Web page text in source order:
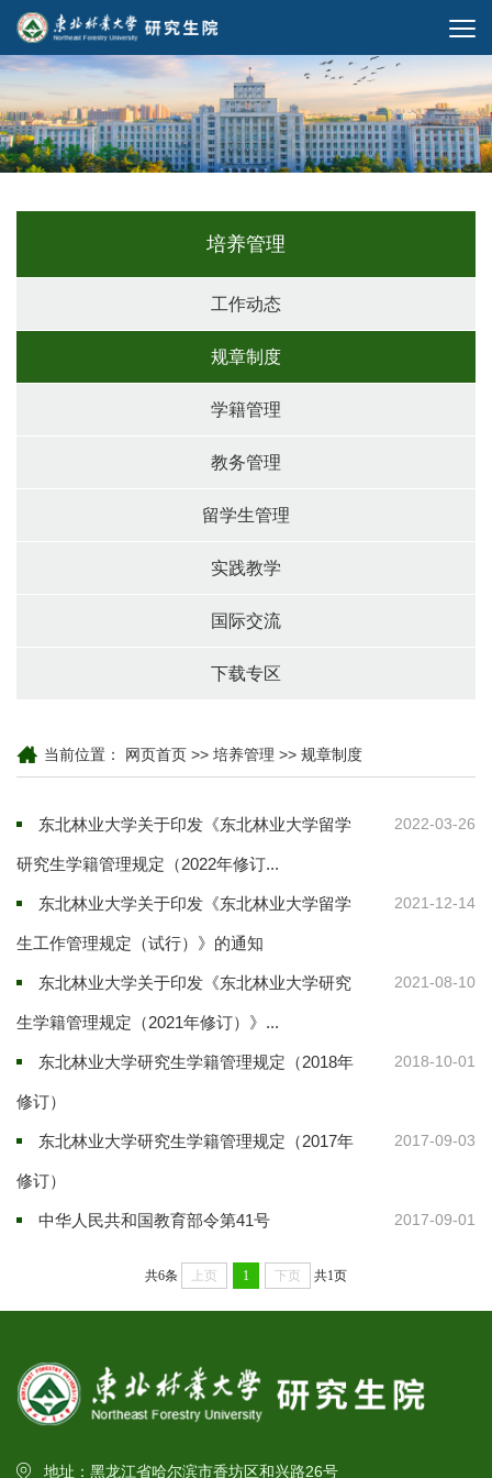
培养管理
工作动态
规章制度
学籍管理
教务管理
留学生管理
实践教学
国际交流
下载专区
当前位置： 网页首页 >> 培养管理 >> 规章制度
东北林业大学关于印发《东北林业大学留学
研究生学籍管理规定（2022年修订...
2022-03-26
东北林业大学关于印发《东北林业大学留学
生工作管理规定（试行）》的通知
2021-12-14
东北林业大学关于印发《东北林业大学研究
生学籍管理规定（2021年修订）》...
2021-08-10
东北林业大学研究生学籍管理规定（2018年
修订）
2018-10-01
东北林业大学研究生学籍管理规定（2017年
修订）
2017-09-03
中华人民共和国教育部令第41号 2017-09-01
共6条 上页 1 下页 共1页
地址：黑龙江省哈尔滨市香坊区和兴路26号